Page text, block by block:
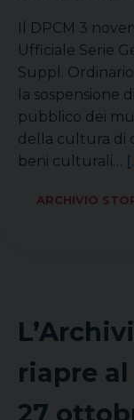
Il DPCM 3
Ufficiale Serie
Suppl. Ordinario
la sospensione
pubblico dei
della cultura di
beni culturali…
ARCHIVIO
riapre
27